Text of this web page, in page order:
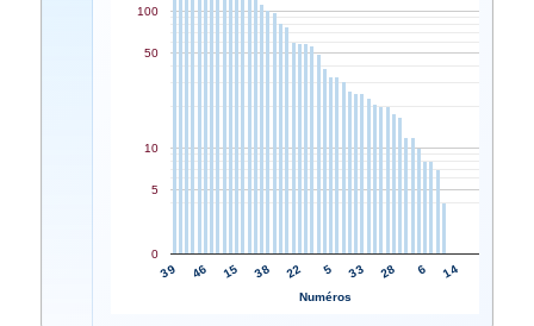
39 46 15 38 22 5 33 28 6 14
0
5
10
50
100
Numéros